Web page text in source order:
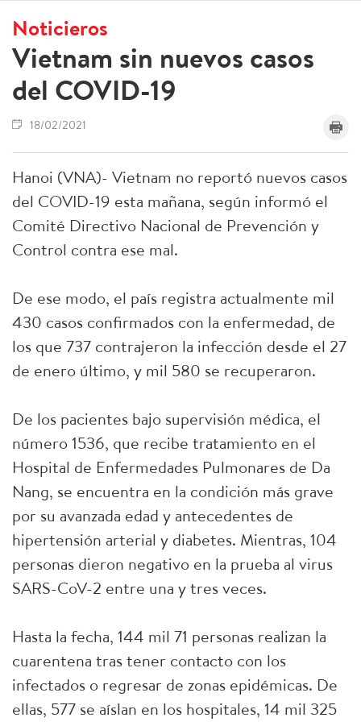
Noticieros
Vietnam sin nuevos casos
del COVID-19
18/02/2021
Hanoi (VNA)- Vietnam no reportó nuevos casos
del COVID-19 esta mañana, según informó el
Comité Directivo Nacional de Prevención y
Control contra ese mal.
De ese modo, el país registra actualmente mil
430 casos confirmados con la enfermedad, de
los que 737 contrajeron la infección desde el 27
de enero último, y mil 580 se recuperaron.
De los pacientes bajo supervisión médica, el
número 1536, que recibe tratamiento en el
Hospital de Enfermedades Pulmonares de Da
Nang, se encuentra en la condición más grave
por su avanzada edad y antecedentes de
hipertensión arterial y diabetes. Mientras, 104
personas dieron negativo en la prueba al virus
SARS-CoV-2 entre una y tres veces.
Hasta la fecha, 144 mil 71 personas realizan la
cuarentena tras tener contacto con los
infectados o regresar de zonas epidémicas. De
ellas, 577 se aíslan en los hospitales, 14 mil 325